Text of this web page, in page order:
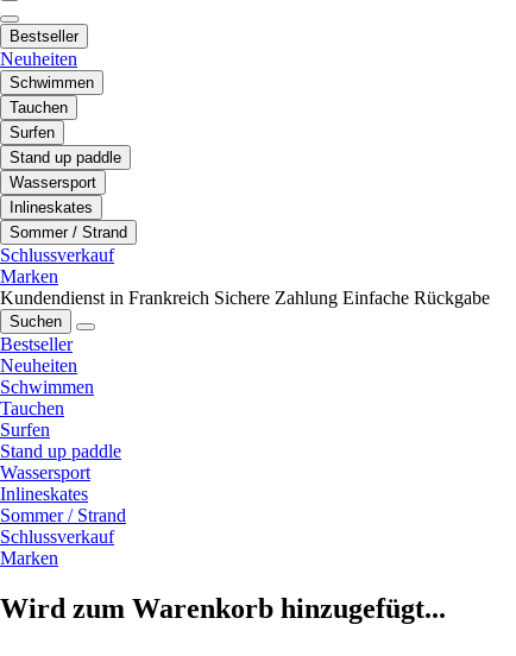
Bestseller
Neuheiten
Schwimmen
Tauchen
Surfen
Stand up paddle
Wassersport
Inlineskates
Sommer / Strand
Schlussverkauf
Marken
Kundendienst in Frankreich Sichere Zahlung Einfache Rückgabe
Suchen
Bestseller
Neuheiten
Schwimmen
Tauchen
Surfen
Stand up paddle
Wassersport
Inlineskates
Sommer / Strand
Schlussverkauf
Marken
Wird zum Warenkorb hinzugefügt...